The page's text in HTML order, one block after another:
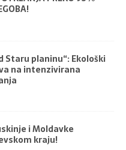
Staru planinu“: Ekološki
na intenzivirana
i Moldavke
kraju!